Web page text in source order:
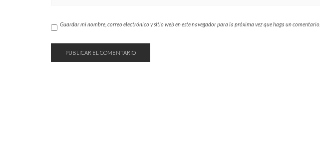
Guardar mi nombre, correo electrónico y sitio web en este navegador para la próxima vez que haga un comentario.